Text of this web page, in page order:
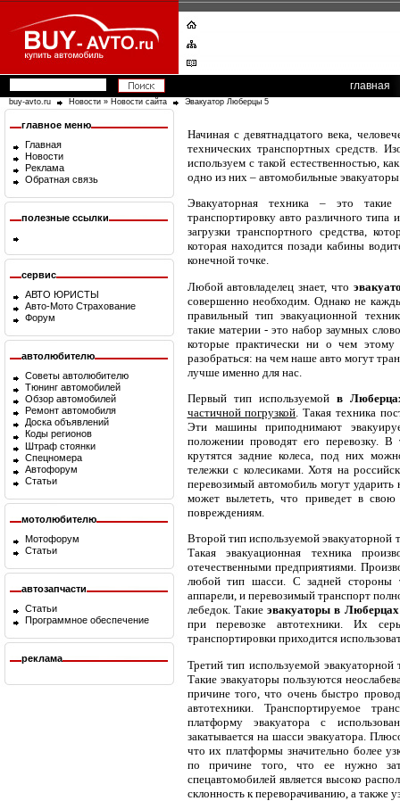
главная
buy-avto.ru Новости » Новости сайта Эвакуатор Люберцы 5
главное меню
Главная
Новости
Реклама
Обратная связь
полезные ссылки
сервис
АВТО ЮРИСТЫ
Авто-Мото Страхование
Форум
автолюбителю
Советы автолюбителю
Тюнинг автомобилей
Обзор автомобилей
Ремонт автомобиля
Доска объявлений
Коды регионов
Штраф стоянки
Спецномера
Автофорум
Статьи
мотолюбителю
Мотофорум
Статьи
автозапчасти
Статьи
Программное обеспечение
реклама
Начиная с девятнадцатого века,
технических транспортных средств.
используем с такой естественностью,
одно из них – автомобильные
Эвакуаторная техника – это такие
транспортировку авто различного
загрузки транспортного средства,
которая находится позади кабины
конечной точке.
Любой автовладелец знает, что
совершенно необходим. Однако не
правильный тип эвакуационной
такие материи - это набор заумных
которые практически ни о чем
разобраться: на чем наше авто могут
лучше именно для нас.
Первый тип используемой в
частичной погрузкой . Такая техника
Эти машины приподнимают
положении проводят его перевозку.
крутятся задние колеса, под них
тележки с колесиками. Хотя на
перевозимый автомобиль могут ударить
может вылететь, что приведет в
повреждениям.
Второй тип используемой эвакуаторной
Такая эвакуационная техника
отечественными предприятиями.
любой тип шасси. С задней стороны
аппарели, и перевозимый транспорт
лебедок. Такиеэвакуаторы в Люберцах
при перевозке автотехники. Их
транспортировки приходится
Третий тип используемой
Такие эвакуаторы пользуются
причине того, что очень быстро
автотехники. Транспортируемое
платформу эвакуатора с
закатывается на шасси эвакуатора.
что их платформы значительно более
по причине того, что ее нужно
спецавтомобилей является высоко
склонность к переворачиванию, а также